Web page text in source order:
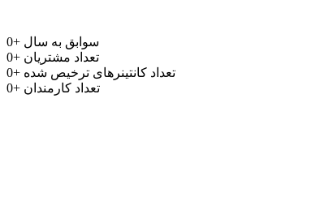
0+ سوابق به سال
0+ تعداد مشتریان
0+ تعداد کانتینرهای ترخیص شده
0+ تعداد کارمندان